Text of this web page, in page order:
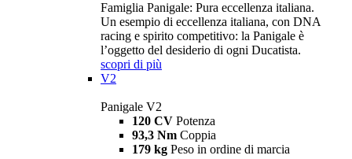
Famiglia Panigale: Pura eccellenza italiana.
Un esempio di eccellenza italiana, con DNA
racing e spirito competitivo: la Panigale è
l’oggetto del desiderio di ogni Ducatista.
scopri di più
V2
Panigale V2
120 CV Potenza
93,3 Nm Coppia
179 kg Peso in ordine di marcia